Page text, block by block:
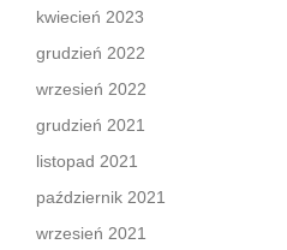
kwiecień 2023
grudzień 2022
wrzesień 2022
grudzień 2021
listopad 2021
październik 2021
wrzesień 2021